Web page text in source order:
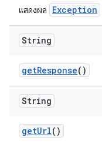
แสดงผล Exception
String
getResponse()
String
getUrl()